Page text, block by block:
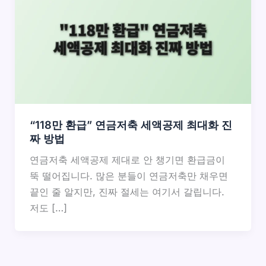
“118만 환급” 연금저축 세액공제 최대화 진
짜 방법
연금저축 세액공제 제대로 안 챙기면 환급금이
뚝 떨어집니다. 많은 분들이 연금저축만 채우면
끝인 줄 알지만, 진짜 절세는 여기서 갈립니다.
저도 […]